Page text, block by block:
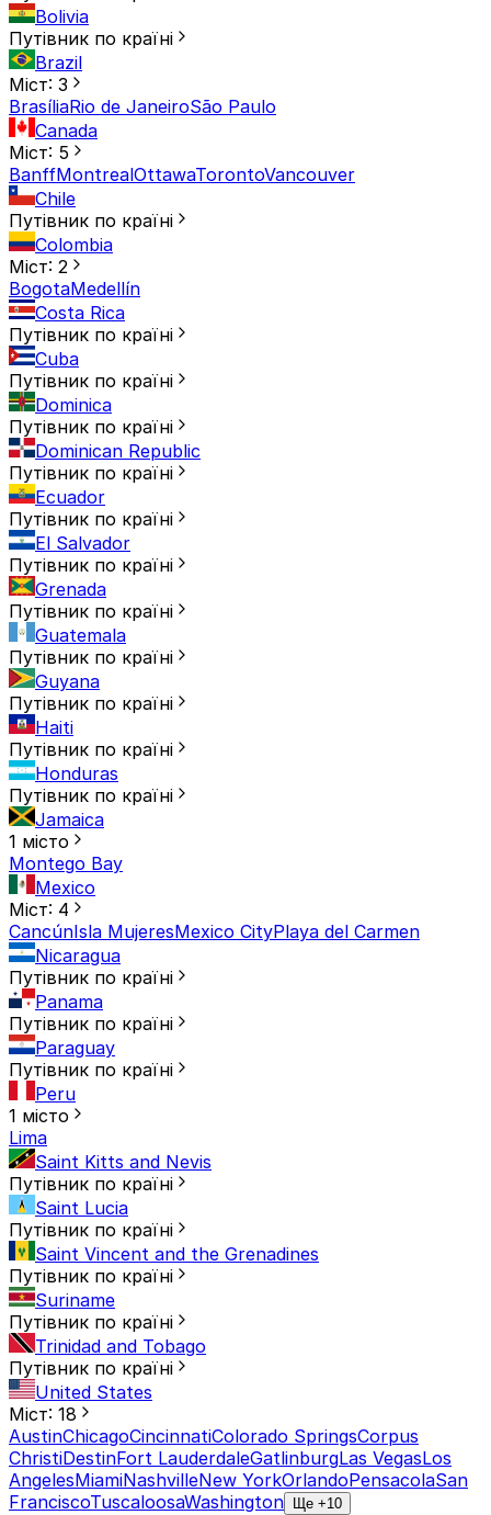
Bolivia
Путівник по країні
Brazil
Міст: 3
BrasíliaRio de JaneiroSão Paulo
Canada
Міст: 5
BanffMontrealOttawaTorontoVancouver
Chile
Путівник по країні
Colombia
Міст: 2
BogotaMedellín
Costa Rica
Путівник по країні
Cuba
Путівник по країні
Dominica
Путівник по країні
Dominican Republic
Путівник по країні
Ecuador
Путівник по країні
El Salvador
Путівник по країні
Grenada
Путівник по країні
Guatemala
Путівник по країні
Guyana
Путівник по країні
Haiti
Путівник по країні
Honduras
Путівник по країні
Jamaica
1 місто
Montego Bay
Mexico
Міст: 4
CancúnIsla MujeresMexico CityPlaya del Carmen
Nicaragua
Путівник по країні
Panama
Путівник по країні
Paraguay
Путівник по країні
Peru
1 місто
Lima
Saint Kitts and Nevis
Путівник по країні
Saint Lucia
Путівник по країні
Saint Vincent and the Grenadines
Путівник по країні
Suriname
Путівник по країні
Trinidad and Tobago
Путівник по країні
United States
Міст: 18
AustinChicagoCincinnatiColorado SpringsCorpus
ChristiDestinFort LauderdaleGatlinburgLas VegasLos
AngelesMiamiNashvilleNew YorkOrlandoPensacolaSan
FranciscoTuscaloosaWashington Ще +10